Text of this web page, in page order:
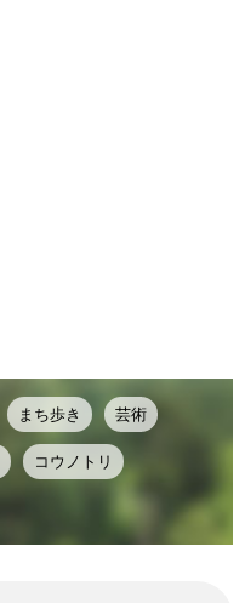
まち歩き 芸術
コウノトリ